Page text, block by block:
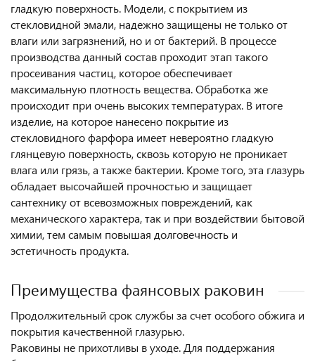
гладкую поверхность. Модели, с покрытием из
стекловидной эмали, надежно защищены не только от
влаги или загрязнений, но и от бактерий. В процессе
производства данный состав проходит этап такого
просеивания частиц, которое обеспечивает
максимальную плотность вещества. Обработка же
происходит при очень высоких температурах. В итоге
изделие, на которое нанесено покрытие из
стекловидного фарфора имеет невероятно гладкую
глянцевую поверхность, сквозь которую не проникает
влага или грязь, а также бактерии. Кроме того, эта глазурь
обладает высочайшей прочностью и защищает
сантехнику от всевозможных повреждений, как
механического характера, так и при воздействии бытовой
химии, тем самым повышая долговечность и
эстетичность продукта.
Преимущества фаянсовых раковин
Продолжительный срок службы за счет особого обжига и
покрытия качественной глазурью.
Раковины не прихотливы в уходе. Для поддержания